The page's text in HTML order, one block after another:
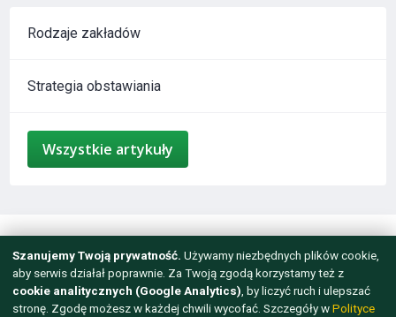
Rodzaje zakładów
Strategia obstawiania
Wszystkie artykuły
Dla osób powyżej 18 roku życia
Szanujemy Twoją prywatność. Używamy niezbędnych plików cookie,
aby serwis działał poprawnie. Za Twoją zgodą korzystamy też z
cookie analitycznych (Google Analytics) , by liczyć ruch i ulepszać
stronę. Zgodę możesz w każdej chwili wycofać. Szczegóły wPolityce